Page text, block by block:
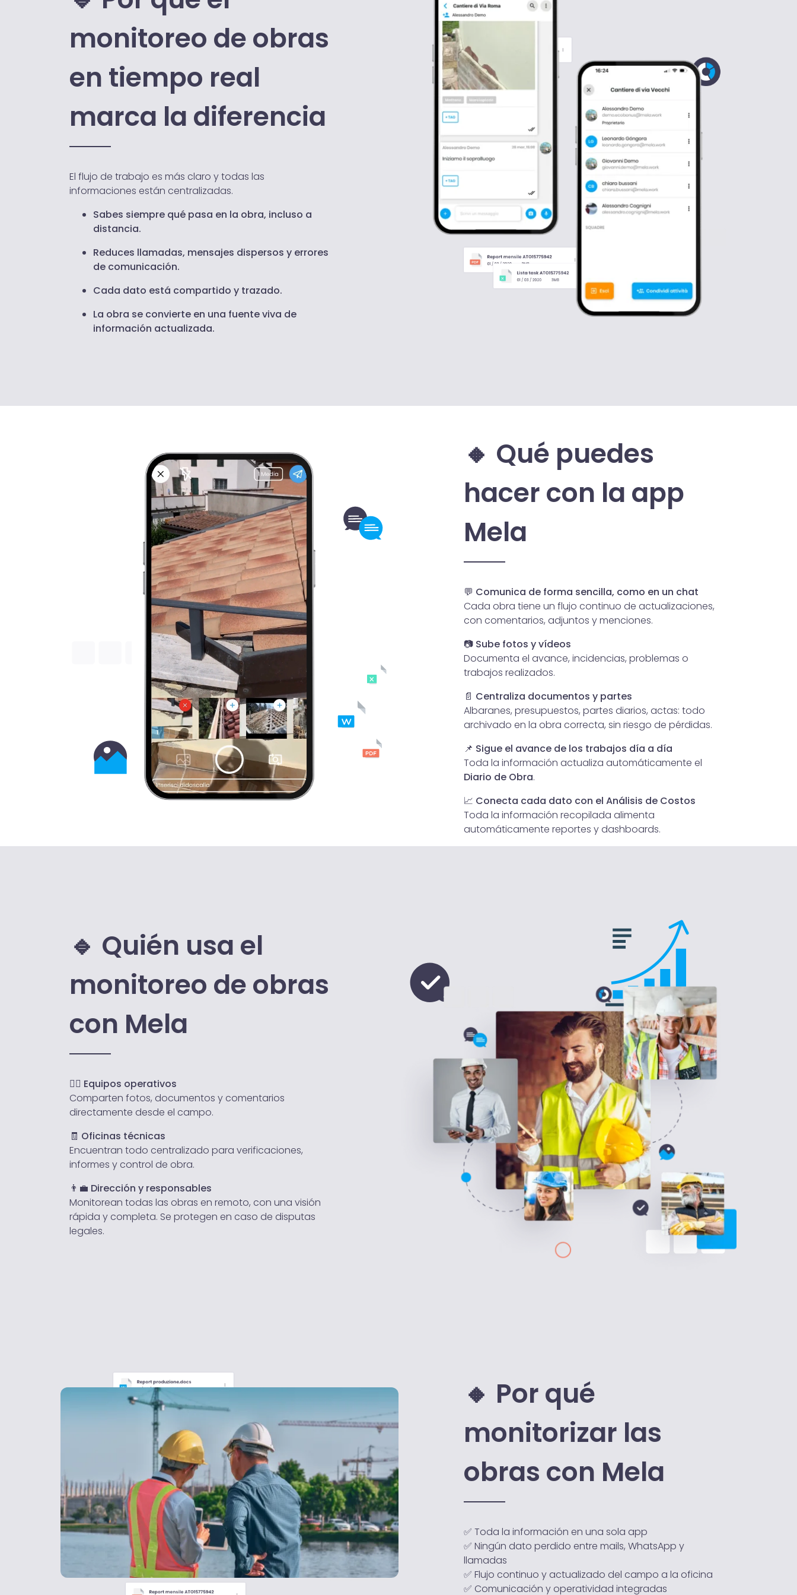
monitoreo de obras
en tiempo real
marca la diferencia
El flujo de trabajo es más claro y todas las
informaciones están centralizadas.
Sabes siempre qué pasa en la obra, incluso a
distancia.
Reduces llamadas, mensajes dispersos y errores
de comunicación.
Cada dato está compartido y trazado.
La obra se convierte en una fuente viva de
información actualizada.
🔸 Qué puedes
hacer con la app
Mela
💬 Comunica de forma sencilla, como en un chat
Cada obra tiene un flujo continuo de actualizaciones,
con comentarios, adjuntos y menciones.
📷 Sube fotos y vídeos
Documenta el avance, incidencias, problemas o
trabajos realizados.
📄 Centraliza documentos y partes
Albaranes, presupuestos, partes diarios, actas: todo
archivado en la obra correcta, sin riesgo de pérdidas.
📌 Sigue el avance de los trabajos día a día
Toda la información actualiza automáticamente el
Diario de Obra.
📈 Conecta cada dato con el Análisis de Costos
Toda la información recopilada alimenta
automáticamente reportes y dashboards.
🔹 Quién usa el
monitoreo de obras
con Mela
👷‍♂️ Equipos operativos
Comparten fotos, documentos y comentarios
directamente desde el campo.
🧾 Oficinas técnicas
Encuentran todo centralizado para verificaciones,
informes y control de obra.
👨‍💼 Dirección y responsables
Monitorean todas las obras en remoto, con una visión
rápida y completa. Se protegen en caso de disputas
legales.
🔸 Por qué
monitorizar las
obras con Mela
✅ Toda la información en una sola app
✅ Ningún dato perdido entre mails, WhatsApp y
llamadas
✅ Flujo continuo y actualizado del campo a la oficina
✅ Comunicación y operatividad integradas